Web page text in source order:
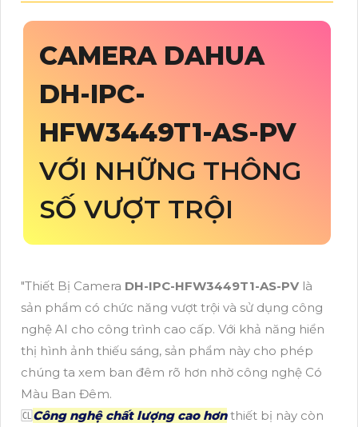
CAMERA DAHUA
DH-IPC-
HFW3449T1-AS-PV
VỚI NHỮNG THÔNG
SỐ VƯỢT TRỘI
"Thiết Bị Camera DH-IPC-HFW3449T1-AS-PV là
sản phẩm có chức năng vượt trội và sử dụng công
nghệ AI cho công trình cao cấp. Với khả năng hiển
thị hình ảnh thiếu sáng, sản phẩm này cho phép
chúng ta xem ban đêm rõ hơn nhờ công nghệ Có
Màu Ban Đêm.
🆑Công nghệ chất lượng cao hơnthiết bị này còn